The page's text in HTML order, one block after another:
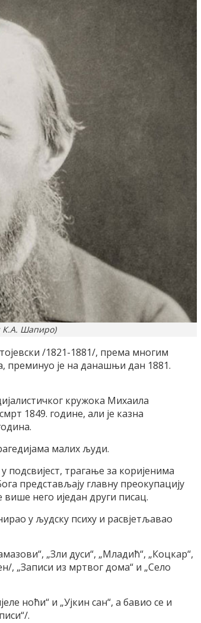
К.А. Шапиро)
/1821-1881/, према многим
преминуо је на данашњи дан 1881.
кружока Михаила
1849. године, али је казна
малих људи.
трагање за коријенима
представљају главну преокупацију
више него иједан други писац.
у људску психу и расвјетљавао
„Зли дуси“, „Младић“, „Коцкар“,
, „Записи из мртвог дома“ и „Село
ноћи“ и „Ујкин сан“, а бавио се и
.